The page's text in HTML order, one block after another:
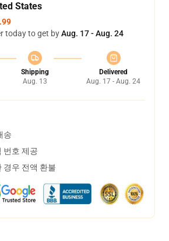
States
today to get byAug. 17 - Aug. 24
Shipping
Aug. 13
Delivered
Aug. 17 - Aug. 24
송
번호 제공
경우 전액 환불